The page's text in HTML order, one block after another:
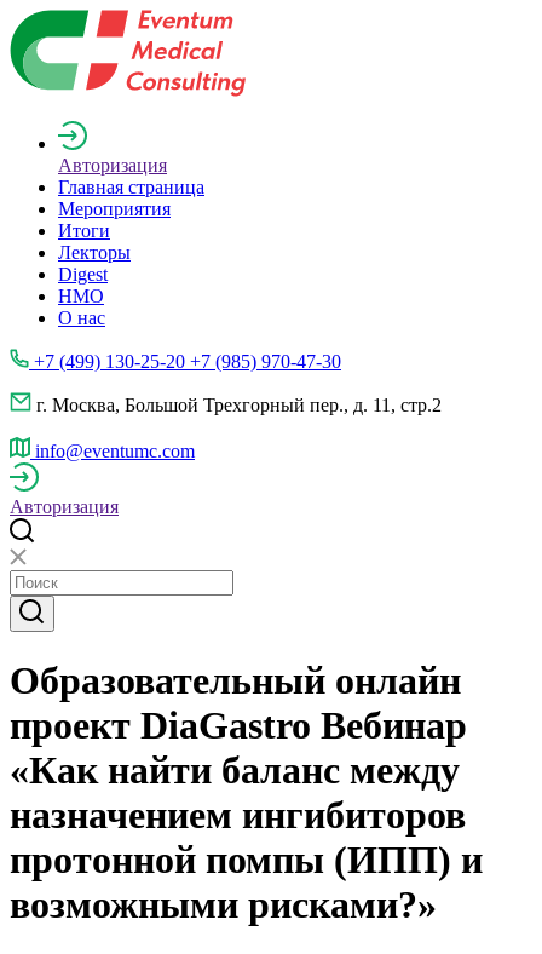
Авторизация
Главная страница
Мероприятия
Итоги
Лекторы
Digest
НМО
О нас
+7 (499) 130-25-20 +7 (985) 970-47-30
г. Москва, Большой Трехгорный пер., д. 11, стр.2
info@eventumc.com
Авторизация
Образовательный онлайн
проект DiaGastro Вебинар
«Как найти баланс между
назначением ингибиторов
протонной помпы (ИПП) и
возможными рисками?»